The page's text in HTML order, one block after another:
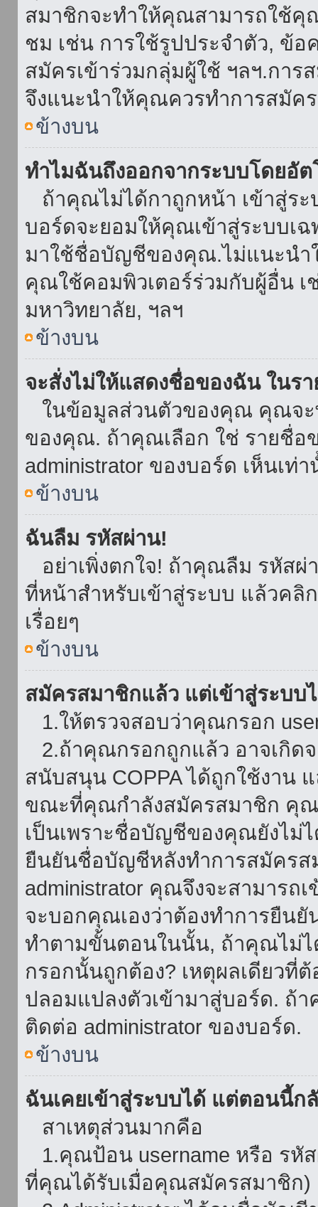
สมาชิกจะทำให้คุณสามารถใช้คุ
ชม เช่น การใช้รูปประจำตัว, ข้อ
สมัครเข้าร่วมกลุ่มผู้ใช้ ฯลฯ.การ
จึงแนะนำให้คุณควรทำการสมัค
ข้างบน
ทำไมฉันถึงออกจากระบบโดยอั
ถ้าคุณไม่ได้กาถูกหน้า เข้าสู่ร
บอร์ดจะยอมให้คุณเข้าสู่ระบบเ
มาใช้ชื่อบัญชีของคุณ.ไม่แนะนำ
คุณใช้คอมพิวเตอร์ร่วมกับผู้อื่น เ
มหาวิทยาลัย, ฯลฯ
ข้างบน
จะสั่งไม่ให้แสดงชื่อของฉัน ในร
ในข้อมูลส่วนตัวของคุณ คุณจะ
ของคุณ. ถ้าคุณเลือก ใช่ รายชื่
administrator ของบอร์ด เห็นเ
ข้างบน
ฉันลืม รหัสผ่าน!
อย่าเพิ่งตกใจ! ถ้าคุณลืม รหัสผ่
ที่หน้าสำหรับเข้าสู่ระบบ แล้วค
เรื่อยๆ
ข้างบน
สมัครสมาชิกแล้ว แต่เข้าสู่ระบบ
1.ให้ตรวจสอบว่าคุณกรอก
2.ถ้าคุณกรอกถูกแล้ว อาจเกิด
สนับสนุน COPPA ได้ถูกใช้งาน
ขณะที่คุณกำลังสมัครสมาชิก คุ
เป็นเพราะชื่อบัญชีของคุณยังไม่
ยืนยันชื่อบัญชีหลังทำการสมัครส
administrator คุณจึงจะสามาร
จะบอกคุณเองว่าต้องทำการยืน
ทำตามขั้นตอนในนั้น, ถ้าคุณไม่
กรอกนั้นถูกต้อง? เหตุผลเดียวที่
ปลอมแปลงตัวเข้ามาสู่บอร์ด. ถ้
ติดต่อ administrator ของบอร์ด.
ข้างบน
ฉันเคยเข้าสู่ระบบได้ แต่ตอนนี้ก
สาเหตุส่วนมากคือ
1.คุณป้อน username หรือ รหั
ที่คุณได้รับเมื่อคุณสมัครสมาชิก)